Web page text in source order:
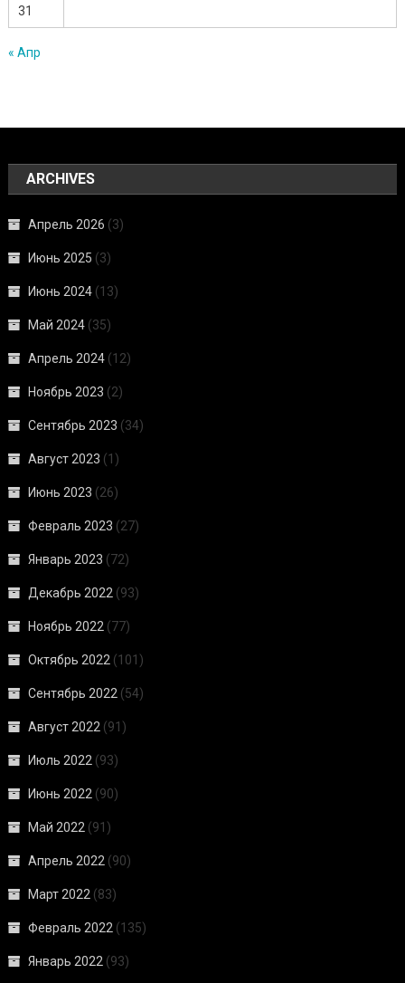
31
« Апр
ARCHIVES
Апрель 2026 (3)
Июнь 2025 (3)
Июнь 2024 (13)
Май 2024 (35)
Апрель 2024 (12)
Ноябрь 2023 (2)
Сентябрь 2023 (34)
Август 2023 (1)
Июнь 2023 (26)
Февраль 2023 (27)
Январь 2023 (72)
Декабрь 2022 (93)
Ноябрь 2022 (77)
Октябрь 2022 (101)
Сентябрь 2022 (54)
Август 2022 (91)
Июль 2022 (93)
Июнь 2022 (90)
Май 2022 (91)
Апрель 2022 (90)
Март 2022 (83)
Февраль 2022 (135)
Январь 2022 (93)